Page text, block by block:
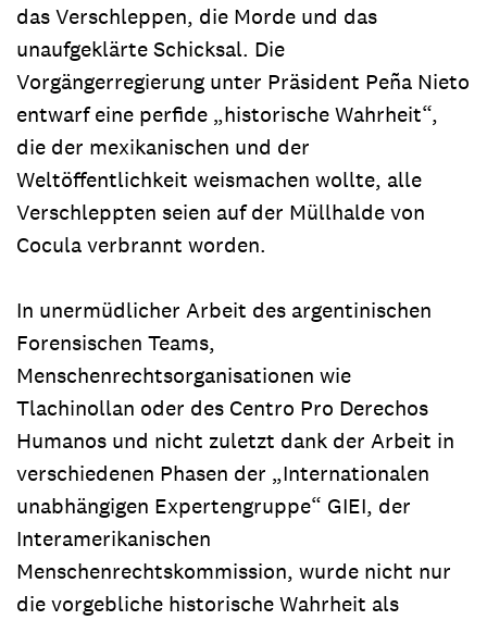
das Verschleppen, die Morde und das
unaufgeklärte Schicksal. Die
Vorgängerregierung unter Präsident Peña Nieto
entwarf eine perfide „historische Wahrheit“,
die der mexikanischen und der
Weltöffentlichkeit weismachen wollte, alle
Verschleppten seien auf der Müllhalde von
Cocula verbrannt worden.
In unermüdlicher Arbeit des argentinischen
Forensischen Teams,
Menschenrechtsorganisationen wie
Tlachinollan oder des Centro Pro Derechos
Humanos und nicht zuletzt dank der Arbeit in
verschiedenen Phasen der „Internationalen
unabhängigen Expertengruppe“ GIEI, der
Interamerikanischen
Menschenrechtskommission, wurde nicht nur
die vorgebliche historische Wahrheit als